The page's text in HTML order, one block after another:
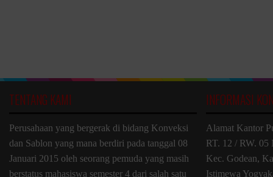
TENTANG KAMI
Perusahaan yang bergerak di bidang Konveksi
dan Sablon yang mana berdiri pada tanggal 08
Januari 2015 oleh seorang pemuda yang masih
berstatus mahasiswa semester 4 dari salah satu
INFORMASI
Alamat Kantor
RT. 12 / RW. 05
Kec. Godean,
Istimewa